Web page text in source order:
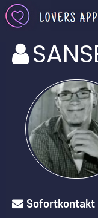
Sofortkontakt